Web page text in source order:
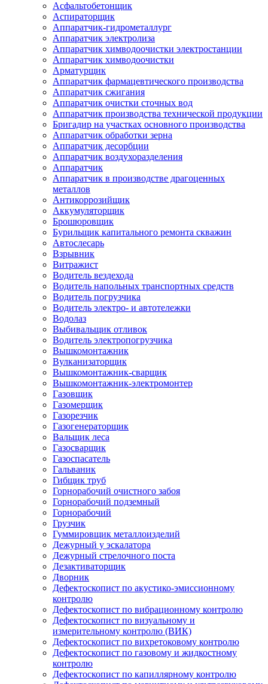
Асфальтобетонщик
Аспираторщик
Аппаратчик-гидрометаллург
Аппаратчик электролиза
Аппаратчик химводоочистки электростанции
Аппаратчик химводоочистки
Арматурщик
Аппаратчик фармацевтического производства
Аппаратчик сжигания
Аппаратчик очистки сточных вод
Аппаратчик производства технической продукции
Бригадир на участках основного производства
Аппаратчик обработки зерна
Аппаратчик десорбции
Аппаратчик воздухоразделения
Аппаратчик
Аппаратчик в производстве драгоценных
металлов
Антикоррозийщик
Аккумуляторщик
Брошюровщик
Бурильщик капитального ремонта скважин
Автослесарь
Взрывник
Витражист
Водитель вездехода
Водитель напольных транспортных средств
Водитель погрузчика
Водитель электро- и автотележки
Водолаз
Выбивальщик отливок
Водитель электропогрузчика
Вышкомонтажник
Вулканизаторщик
Вышкомонтажник-сварщик
Вышкомонтажник-электромонтер
Газовщик
Газомерщик
Газорезчик
Газогенераторщик
Вальщик леса
Газосварщик
Газоспасатель
Гальваник
Гибщик труб
Горнорабочий очистного забоя
Горнорабочий подземный
Горнорабочий
Грузчик
Гуммировщик металлоизделий
Дежурный у эскалатора
Дежурный стрелочного поста
Дезактиваторщик
Дворник
Дефектоскопист по акустико-эмиссионному
контролю
Дефектоскопист по вибрационному контролю
Дефектоскопист по визуальному и
измерительному контролю (ВИК)
Дефектоскопист по вихретоковому контролю
Дефектоскопист по газовому и жидкостному
контролю
Дефектоскопист по капиллярному контролю